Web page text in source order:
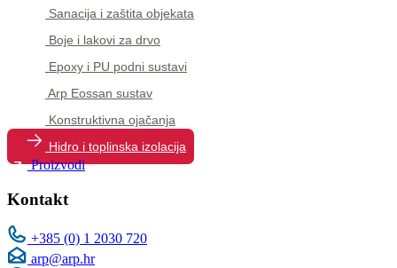
Sanacija i zaštita objekata
Boje i lakovi za drvo
Epoxy i PU podni sustavi
Arp Eossan sustav
Konstruktivna ojačanja
Hidro i toplinska izolacija
Proizvodi
Kontakt
+385 (0) 1 2030 720
arp@arp.hr